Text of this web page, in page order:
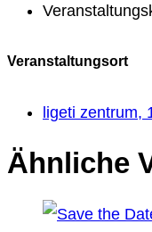
Veranstaltungsort
ligeti zentrum,
Ähnliche